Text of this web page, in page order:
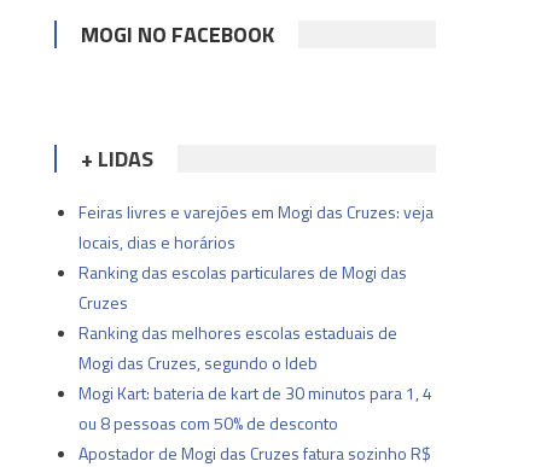
MOGI NO FACEBOOK
+ LIDAS
Feiras livres e varejões em Mogi das Cruzes: veja
locais, dias e horários
Ranking das escolas particulares de Mogi das
Cruzes
Ranking das melhores escolas estaduais de
Mogi das Cruzes, segundo o Ideb
Mogi Kart: bateria de kart de 30 minutos para 1, 4
ou 8 pessoas com 50% de desconto
Apostador de Mogi das Cruzes fatura sozinho R$